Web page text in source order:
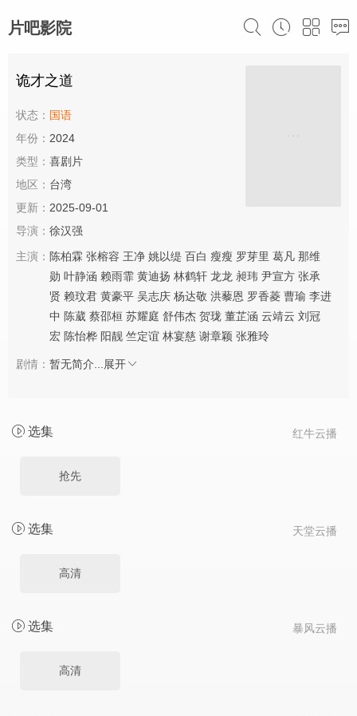
片吧影院
诡才之道
状态： 国语
年份： 2024
类型： 喜剧片
地区： 台湾
更新： 2025-09-01
导演： 徐汉强
主演： 陈柏霖 张榕容 王净 姚以缇 百白 瘦瘦 罗芽里 葛凡 那维
勋 叶静涵 赖雨霏 黄迪扬 林鹤轩 龙龙 昶玮 尹宣方 张承
贤 赖玟君 黄豪平 吴志庆 杨达敬 洪藜恩 罗香菱 曹瑜 李进
中 陈葳 蔡邵桓 苏耀庭 舒伟杰 贺珑 董芷涵 云靖云 刘冠
宏 陈怡桦 阳靓 竺定谊 林宴慈 谢章颖 张雅玲
剧情： 暂无简介... 展开
红牛云播
选集
抢先
天堂云播
选集
高清
暴风云播
选集
高清